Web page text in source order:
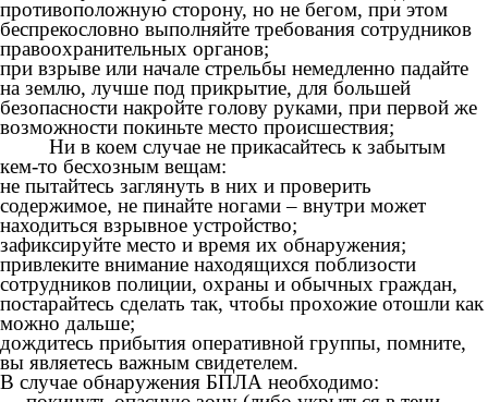
противоположную сторону, но не бегом, при этом
беспрекословно выполняйте требования сотрудников
правоохранительных органов;
при взрыве или начале стрельбы немедленно падайте
на землю, лучше под прикрытие, для большей
безопасности накройте голову руками, при первой же
возможности покиньте место происшествия;
Ни в коем случае не прикасайтесь к забытым
кем-то бесхозным вещам:
не пытайтесь заглянуть в них и проверить
содержимое, не пинайте ногами – внутри может
находиться взрывное устройство;
зафиксируйте место и время их обнаружения;
привлеките внимание находящихся поблизости
сотрудников полиции, охраны и обычных граждан,
постарайтесь сделать так, чтобы прохожие отошли как
можно дальше;
дождитесь прибытия оперативной группы, помните,
вы являетесь важным свидетелем.
В случае обнаружения БПЛА необходимо: